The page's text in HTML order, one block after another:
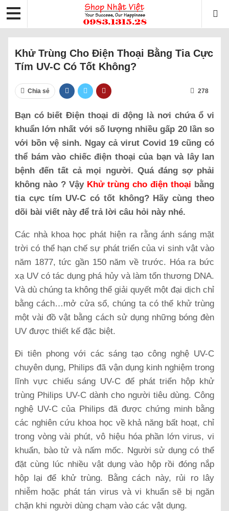
Khử Trùng Cho Điện Thoại Bằng Tia Cực
Tím UV-C Có Tốt Không?
Chia sẻ 278
Bạn có biết Điện thoại di động là nơi chứa ổ vi
khuẩn lớn nhất với số lượng nhiều gấp 20 lần so
với bồn vệ sinh. Ngay cả virut Covid 19 cũng có
thể bám vào chiếc điện thoại của bạn và lây lan
bệnh đến tất cả mọi người. Quá đáng sợ phải
không nào ? Vậy Khử trùng cho điện thoại bằng
tia cực tím UV-C có tốt không? Hãy cùng theo
dõi bài viết này để trả lời câu hỏi này nhé.
Các nhà khoa học phát hiện ra rằng ánh sáng mặt
trời có thể hạn chế sự phát triển của vi sinh vật vào
năm 1877, tức gần 150 năm về trước. Hóa ra bức
xạ UV có tác dụng phá hủy và làm tổn thương DNA.
Và dù chúng ta không thể giải quyết một đại dịch chỉ
bằng cách…mở cửa sổ, chúng ta có thể khử trùng
một vài đồ vật bằng cách sử dụng những bóng đèn
UV được thiết kế đặc biệt.
Đi tiên phong với các sáng tạo công nghệ UV-C
chuyên dụng, Philips đã vận dụng kinh nghiệm trong
lĩnh vực chiếu sáng UV-C để phát triển hộp khử
trùng Philips UV-C dành cho người tiêu dùng. Công
nghệ UV-C của Philips đã được chứng minh bằng
các nghiên cứu khoa học về khả năng bất hoạt, chỉ
trong vòng vài phút, vô hiệu hóa phần lớn virus, vi
khuẩn, bào tử và nấm mốc. Người sử dụng có thể
đặt cùng lúc nhiều vật dụng vào hộp rồi đóng nắp
hộp lại để khử trùng. Bằng cách này, rủi ro lây
nhiễm hoặc phát tán virus và vi khuẩn sẽ bị ngăn
chặn khi người dùng chạm vào các vật dụng.